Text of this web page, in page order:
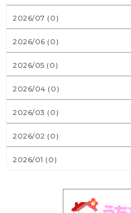
2026/07 (0)
2026/06 (0)
2026/05 (0)
2026/04 (0)
2026/03 (0)
2026/02 (0)
2026/01 (0)